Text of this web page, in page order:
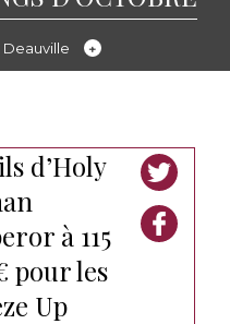
Deauville
d’Holy
à 115
pour les
Up